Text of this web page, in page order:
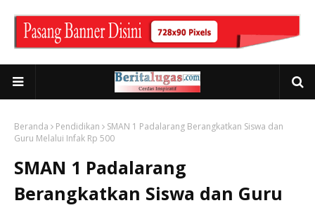
Beranda Pendidikan
SMAN 1 Padalarang Berangkatkan Siswa dan
Guru Melalui Infak Rp 500
SMAN 1 Padalarang
Berangkatkan Siswa dan Guru